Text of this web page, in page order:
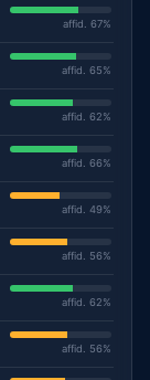
affid. 67%
affid. 65%
affid. 62%
affid. 66%
affid. 49%
affid. 56%
affid. 62%
affid. 56%